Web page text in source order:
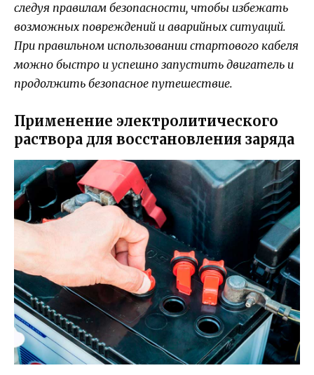
следуя правилам безопасности, чтобы избежать
возможных повреждений и аварийных ситуаций.
При правильном использовании стартового кабеля
можно быстро и успешно запустить двигатель и
продолжить безопасное путешествие.
Применение электролитического
раствора для восстановления заряда